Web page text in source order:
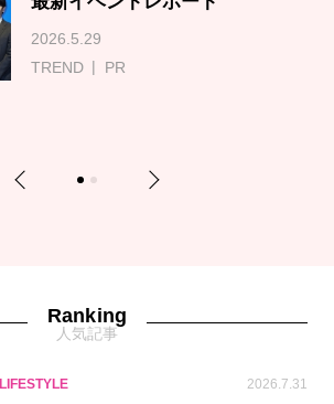
2026.5.29
TREND
PR
Previous 1 2 Next
Ranking
人気記事
LIFESTYLE 2026.7.31